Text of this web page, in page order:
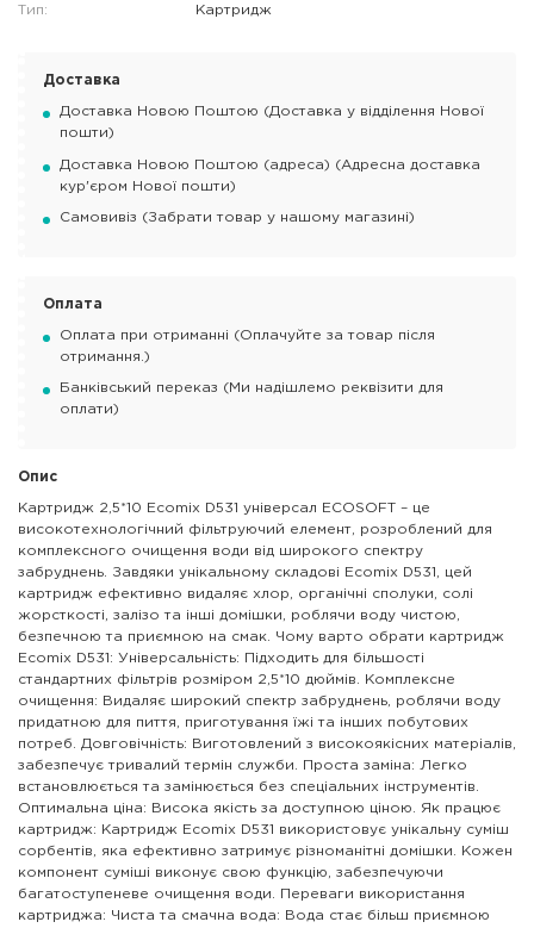
Тип: Картридж
Доставка
Доставка Новою Поштою (Доставка у відділення Нової
пошти)
Доставка Новою Поштою (адреса) (Адресна доставка
кур'єром Нової пошти)
Самовивіз (Забрати товар у нашому магазині)
Оплата
Оплата при отриманні (Оплачуйте за товар після
отримання.)
Банківський переказ (Ми надішлемо реквізити для
оплати)
Опис
Картридж 2,5*10 Ecomix D531 універсал ECOSOFT – це
високотехнологічний фільтруючий елемент, розроблений для
комплексного очищення води від широкого спектру
забруднень. Завдяки унікальному складові Ecomix D531, цей
картридж ефективно видаляє хлор, органічні сполуки, солі
жорсткості, залізо та інші домішки, роблячи воду чистою,
безпечною та приємною на смак. Чому варто обрати картридж
Ecomix D531: Універсальність: Підходить для більшості
стандартних фільтрів розміром 2,5*10 дюймів. Комплексне
очищення: Видаляє широкий спектр забруднень, роблячи воду
придатною для пиття, приготування їжі та інших побутових
потреб. Довговічність: Виготовлений з високоякісних матеріалів,
забезпечує тривалий термін служби. Проста заміна: Легко
встановлюється та замінюється без спеціальних інструментів.
Оптимальна ціна: Висока якість за доступною ціною. Як працює
картридж: Картридж Ecomix D531 використовує унікальну суміш
сорбентів, яка ефективно затримує різноманітні домішки. Кожен
компонент суміші виконує свою функцію, забезпечуючи
багатоступеневе очищення води. Переваги використання
картриджа: Чиста та смачна вода: Вода стає більш приємною